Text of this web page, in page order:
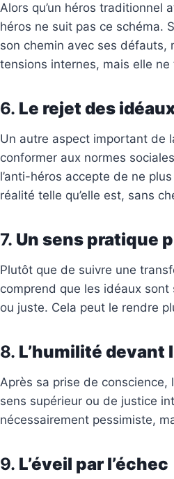
Alors qu’un héros traditionnel
héros ne suit pas ce schéma.
son chemin avec ses défauts,
tensions internes, mais elle
​6. Le rejet des
Un autre aspect important de
conformer aux normes
l’anti-héros accepte de ne
réalité telle qu’elle est, sans
​7. Un sens pratique
Plutôt que de suivre une
comprend que les idéaux
ou juste. Cela peut le rendre
​8. L’humilité devant
Après sa prise de
sens supérieur ou de justice
nécessairement pessimiste,
​9. L’éveil par l’échec